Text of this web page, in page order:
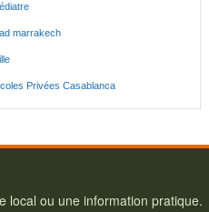
marrakech
Privées Casablanca
local ou une information pratique.